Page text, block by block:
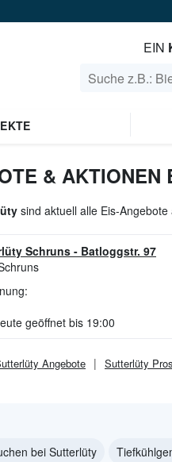
EIN
& AKTIONEN
sind aktuell alle Eis-Angebote
Schruns - Batloggstr. 97
geöffnet bis 19:00
Angebote Sutterlüty
bei Sutterlüty